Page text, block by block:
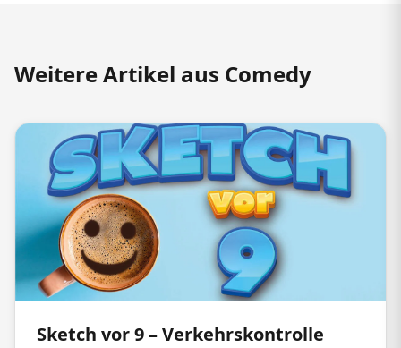
Weitere Artikel aus Comedy
Sketch vor 9 – Verkehrskontrolle